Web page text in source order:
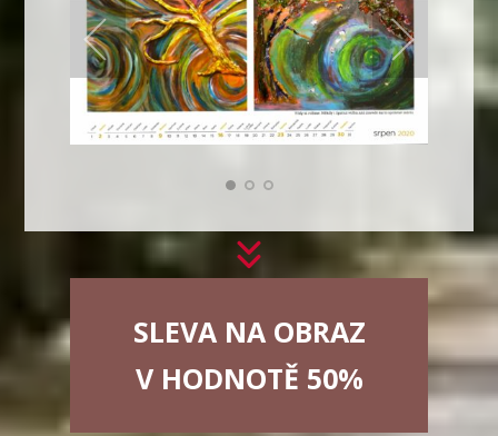
SLEVA NA OBRAZ
V HODNOTĚ 50%